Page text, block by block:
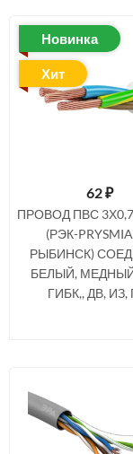
Новинка
Хит
62₽
ПРОВОД ПВС
(РЭК-
РЫБИНСК)
БЕЛЫЙ,
ГИБК,, ДВ, ИЗ,